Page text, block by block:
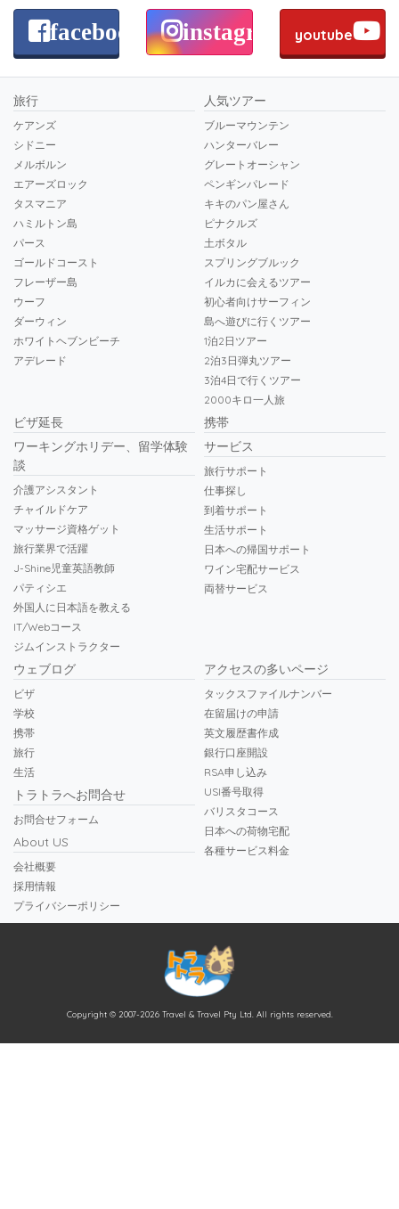
facebook instagram youtube
旅行
ケアンズ
シドニー
メルボルン
エアーズロック
タスマニア
ハミルトン島
パース
ゴールドコースト
フレーザー島
ウーフ
ダーウィン
ホワイトヘブンビーチ
アデレード
人気ツアー
ブルーマウンテン
ハンターバレー
グレートオーシャン
ペンギンパレード
キキのパン屋さん
ピナクルズ
土ボタル
スプリングブルック
イルカに会えるツアー
初心者向けサーフィン
島へ遊びに行くツアー
1泊2日ツアー
2泊3日弾丸ツアー
3泊4日で行くツアー
2000キロ一人旅
ビザ延長
ワーキングホリデー、留学体験
談
介護アシスタント
チャイルドケア
マッサージ資格ゲット
旅行業界で活躍
J-Shine児童英語教師
パティシエ
外国人に日本語を教える
IT/Webコース
ジムインストラクター
携帯
サービス
旅行サポート
仕事探し
到着サポート
生活サポート
日本への帰国サポート
ワイン宅配サービス
両替サービス
ウェブログ
ビザ
学校
携帯
旅行
生活
トラトラへお問合せ
お問合せフォーム
About US
会社概要
採用情報
プライバシーポリシー
アクセスの多いページ
タックスファイルナンバー
在留届けの申請
英文履歴書作成
銀行口座開設
RSA申し込み
USI番号取得
バリスタコース
日本への荷物宅配
各種サービス料金
Copyright © 2007-2026 Travel & Travel Pty Ltd. All rights reserved.